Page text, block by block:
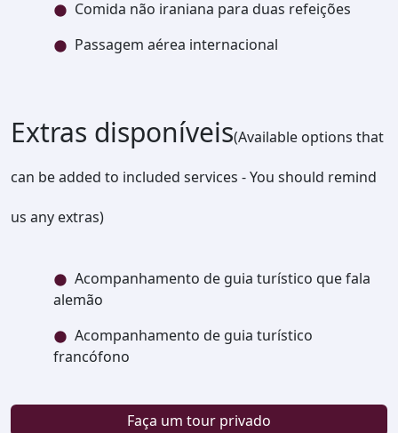
Comida não iraniana para duas refeições
Passagem aérea internacional
Extras disponíveis(Available options that
can be added to included services - You should remind
us any extras)
Acompanhamento de guia turístico que fala
alemão
Acompanhamento de guia turístico
francófono
Faça um tour privado